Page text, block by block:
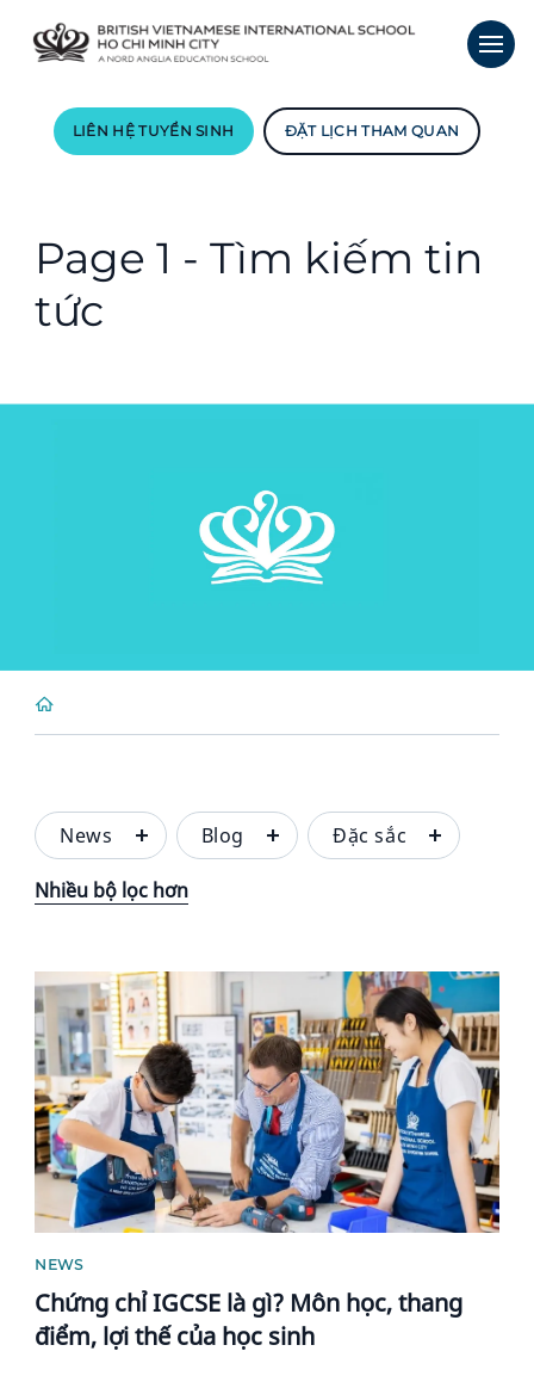
LIÊN HỆ TUYỂN SINH ĐẶT LỊCH THAM QUAN
Page 1 - Tìm kiếm tin
tức
News Blog Đặc sắc
Nhiều bộ lọc hơn
News image
NEWS
Chứng chỉ IGCSE là gì? Môn học, thang
điểm, lợi thế của học sinh